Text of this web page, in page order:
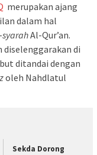
merupakan ajang
dalam hal
syarahAl-Qur’an.
diselenggarakan di
ditandai dengan
oleh Nahdlatul
Sekda Dorong